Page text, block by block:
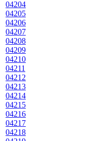
04204
04205
04206
04207
04208
04209
04210
04211
04212
04213
04214
04215
04216
04217
04218